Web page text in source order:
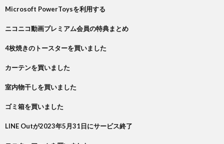
Microsoft PowerToysを利用する
ニコニコ動画プレミアム会員の特典まとめ
4枚焼きのトースターを買いました
カーテンを買いました
室内物干しを買いました
ゴミ箱を買いました
LINE Outが2023年5月31日にサービス終了